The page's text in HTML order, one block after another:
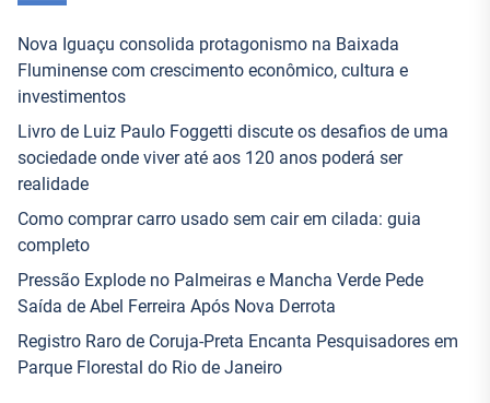
Nova Iguaçu consolida protagonismo na Baixada
Fluminense com crescimento econômico, cultura e
investimentos
Livro de Luiz Paulo Foggetti discute os desafios de uma
sociedade onde viver até aos 120 anos poderá ser
realidade
Como comprar carro usado sem cair em cilada: guia
completo
Pressão Explode no Palmeiras e Mancha Verde Pede
Saída de Abel Ferreira Após Nova Derrota
Registro Raro de Coruja-Preta Encanta Pesquisadores em
Parque Florestal do Rio de Janeiro